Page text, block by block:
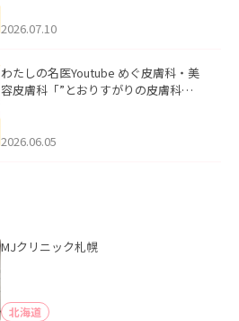
た。
2026.07.10
わたしの名医Youtube めぐ皮膚科・美
容皮膚科「”とおりすがりの皮膚科
2026.06.05
MJクリニック札幌
北海道